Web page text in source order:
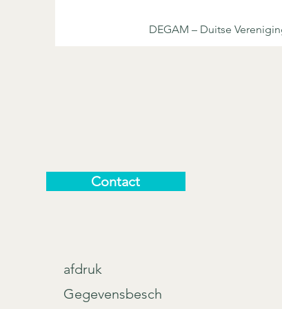
DEGAM – Duitse
Contact
afdruk
Gegevensbesch